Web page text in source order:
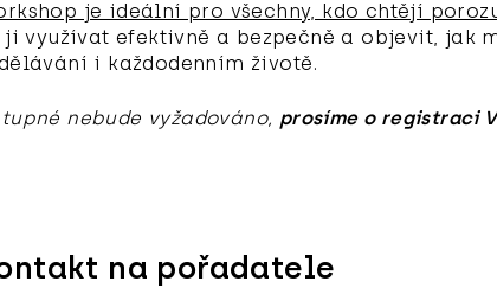
je ideální pro všechny, kdo chtějí
ji využívat efektivně a bezpečně a objevit, jak
i každodenním životě.
nebude vyžadováno, prosíme o registraci
na pořadatele